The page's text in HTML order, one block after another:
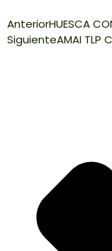
AnteriorHUESCA
SiguienteAMAI TLP